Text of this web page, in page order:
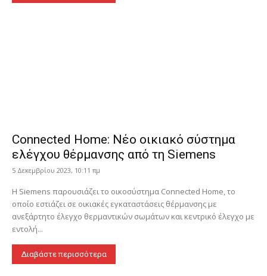
Connected Home: Νέο οικιακό σύστημα
ελέγχου θέρμανσης από τη Siemens
5 Δεκεμβρίου 2023, 10:11 πμ
Η Siemens παρουσιάζει το οικοσύστημα Connected Home, το
οποίο εστιάζει σε οικιακές εγκαταστάσεις θέρμανσης με
ανεξάρτητο έλεγχο θερμαντικών σωμάτων και κεντρικό έλεγχο με
εντολή...
Διαβάστε περισσότερα